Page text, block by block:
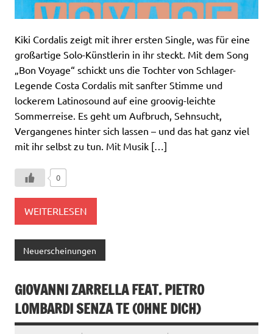
Kiki Cordalis zeigt mit ihrer ersten Single, was für eine
großartige Solo-Künstlerin in ihr steckt. Mit dem Song
„Bon Voyage“ schickt uns die Tochter von Schlager-
Legende Costa Cordalis mit sanfter Stimme und
lockerem Latinosound auf eine groovig-leichte
Sommerreise. Es geht um Aufbruch, Sehnsucht,
Vergangenes hinter sich lassen – und das hat ganz viel
mit ihr selbst zu tun. Mit Musik […]
0
WEITERLESEN
Neuerscheinungen
GIOVANNI ZARRELLA FEAT. PIETRO
LOMBARDI SENZA TE (OHNE DICH)